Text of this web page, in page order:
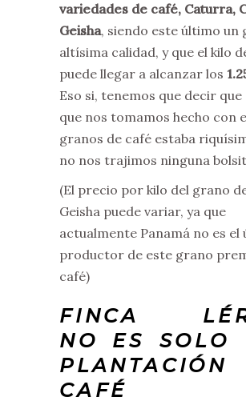
variedades de café, Caturra,
Geisha, siendo este último un
altísima calidad, y que el kilo
puede llegar a alcanzar los
Eso si, tenemos que decir que
que nos tomamos hecho con
granos de café estaba
no nos trajimos ninguna
(El precio por kilo del grano
Geisha puede variar, ya que
actualmente Panamá no es el
productor de este grano
café)
FINCA
NO ES SOLO
CAFÉ